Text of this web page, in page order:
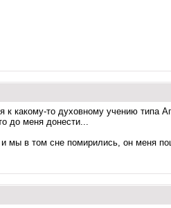
какому-то духовному учению типа
до меня донести...
мы в том сне помирились, он меня